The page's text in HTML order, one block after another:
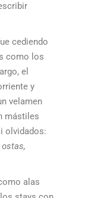
cediendo
como los
el
y
velamen
mástiles
olvidados:
alas